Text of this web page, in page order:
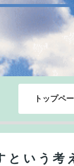
トップペ
という考